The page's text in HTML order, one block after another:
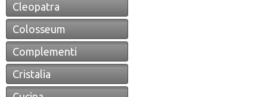
Cleopatra
Colosseum
Complementi
Cristalia